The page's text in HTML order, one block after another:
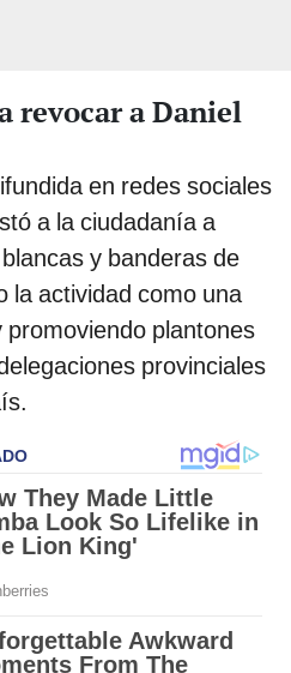
revocar a Daniel
en redes sociales
a la ciudadanía a
y banderas de
la actividad como una
promoviendo plantones
provinciales